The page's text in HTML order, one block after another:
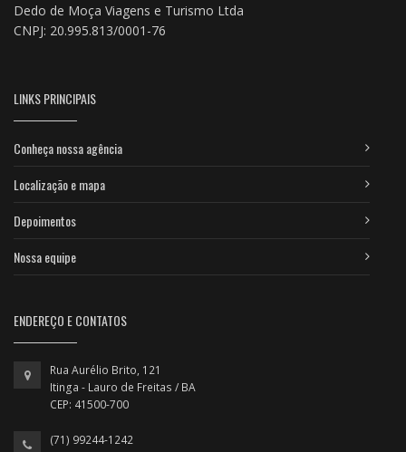
Dedo de Moça Viagens e Turismo Ltda
CNPJ: 20.995.813/0001-76
LINKS PRINCIPAIS
Conheça nossa agência
Localização e mapa
Depoimentos
Nossa equipe
ENDEREÇO E CONTATOS
Rua Aurélio Brito, 121
Itinga - Lauro de Freitas / BA
CEP: 41500-700
(71) 99244-1242